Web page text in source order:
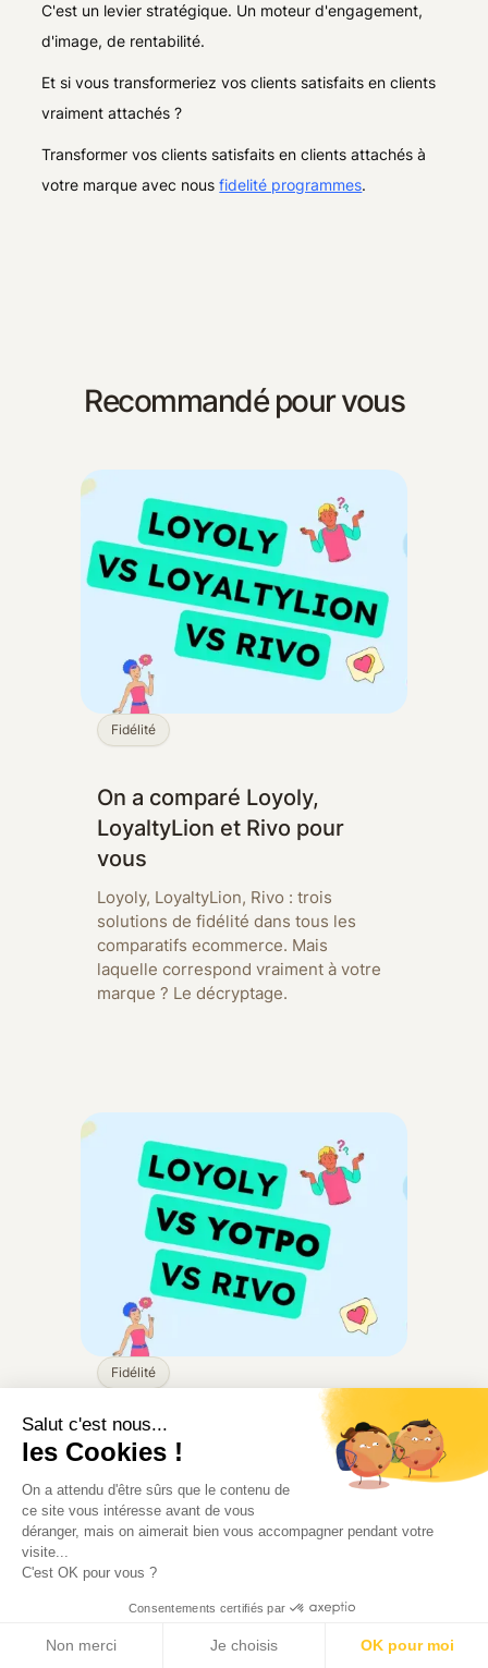
Salut c'est nous...
les Cookies !
On a attendu d'être sûrs que le contenu de
ce site vous intéresse avant de vous
déranger, mais on aimerait bien vous accompagner pendant votre
visite...
C'est OK pour vous ?
Consentements certifiés par
Non merci Je choisis OK pour moi
C'est un levier stratégique. Un moteur d'engagement,
d'image, de rentabilité.
Et si vous transformeriez vos clients satisfaits en clients
vraiment attachés ?
Transformer vos clients satisfaits en clients attachés à
votre marque avec nousfidelité programmes.
Recommandé pour vous
Fidélité
On a comparé Loyoly,
LoyaltyLion et Rivo pour
vous
Loyoly, LoyaltyLion, Rivo : trois
solutions de fidélité dans tous les
comparatifs ecommerce. Mais
laquelle correspond vraiment à votre
marque ? Le décryptage.
Fidélité
On a comparé Loyoly, Yotpo
n'ayez pas à le faire
Loyoly, Yotpo, Rivo : trois plateformes
de fidélité, trois philosophies.
et la profondeur omnicanal pour
choisir la bonne option pour votre